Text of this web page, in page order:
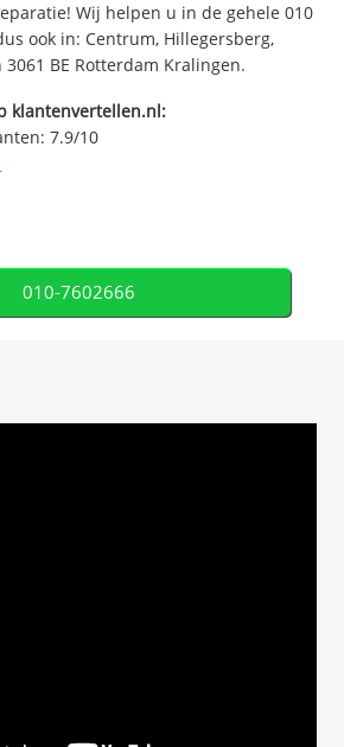
Wij helpen u in de gehele 010
ook in: Centrum, Hillegersberg,
BE Rotterdam Kralingen.
klantenvertellen.nl:
7.9/10
010-7602666